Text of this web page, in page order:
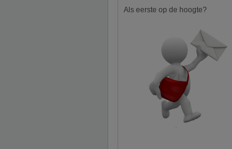
Als eerste op de hoogte?